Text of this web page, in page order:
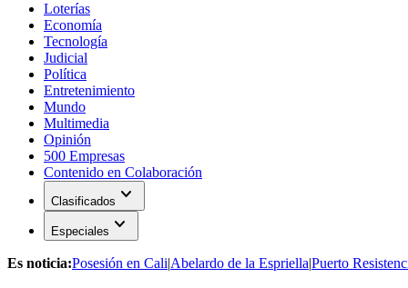
Loterías
Economía
Tecnología
Judicial
Política
Entretenimiento
Mundo
Multimedia
Opinión
500 Empresas
Contenido en Colaboración
Clasificados expand_more
Especiales expand_more
Es noticia:Posesión en Cali|Abelardo de la Espriella|Puerto